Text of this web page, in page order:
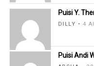
Puisi Y.
DILLY 4
Puisi Andi